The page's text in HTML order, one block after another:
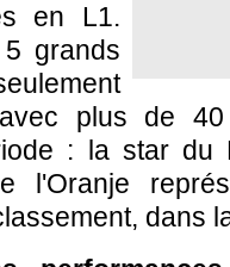
en L1.
grands
plus de
: la star du
l'Oranje
dans